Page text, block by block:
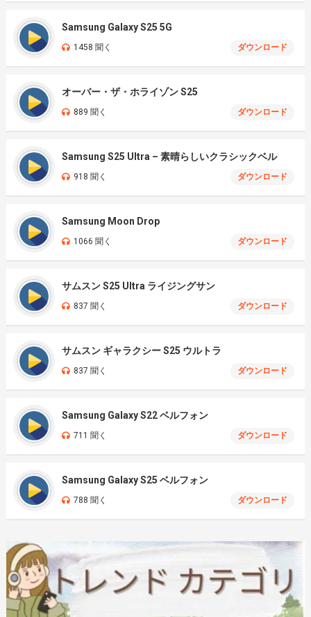
Samsung Galaxy S25 5G
1458 聞く ダウンロード
オーバー・ザ・ホライゾン S25
889 聞く ダウンロード
Samsung S25 Ultra – 素晴らしいクラシックベル
918 聞く ダウンロード
Samsung Moon Drop
1066 聞く ダウンロード
サムスン S25 Ultra ライジングサン
837 聞く ダウンロード
サムスン ギャラクシー S25 ウルトラ
837 聞く ダウンロード
Samsung Galaxy S22 ベルフォン
711 聞く ダウンロード
Samsung Galaxy S25 ベルフォン
788 聞く ダウンロード